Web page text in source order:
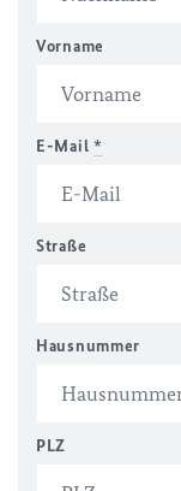
Vorname
E-Mail *
Straße
Hausnummer
PLZ